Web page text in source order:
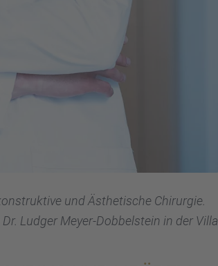
und Ästhe­ti­sche Chirur­gie.
Ludger Meyer-Dobbel­stein in der Villa